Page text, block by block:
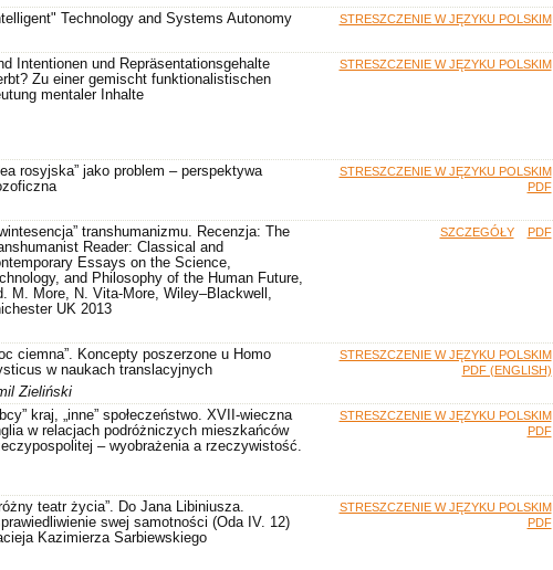
Technology and Systems Autonomy STRESZCZENIE W JĘZYKU POLSKIM
Intentionen und Repräsentationsgehalte
Zu einer gemischt funktionalistischen
mentaler Inhalte
STRESZCZENIE W JĘZYKU POLSKIM
rosyjska” jako problem – perspektywa
STRESZCZENIE W JĘZYKU POLSKIM
PDF
transhumanizmu. Recenzja: The
Reader: Classical and
Essays on the Science,
and Philosophy of the Human Future,
M. More, N. Vita-More, Wiley–Blackwell,
UK 2013
SZCZEGÓŁY PDF
ciemna”. Koncepty poszerzone u Homo
w naukach translacyjnych
STRESZCZENIE W JĘZYKU POLSKIM
PDF (ENGLISH)
Zieliński
kraj, „inne” społeczeństwo. XVII-wieczna
w relacjach podróżniczych mieszkańców
– wyobrażenia a rzeczywistość.
STRESZCZENIE W JĘZYKU POLSKIM
PDF
teatr życia”. Do Jana Libiniusza.
swej samotności (Oda IV. 12)
Kazimierza Sarbiewskiego
STRESZCZENIE W JĘZYKU POLSKIM
PDF